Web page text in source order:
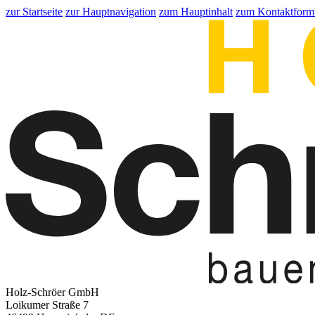
zur Startseite zur Hauptnavigation zum Hauptinhalt zum
Holz-Schröer GmbH
Loikumer Straße 7